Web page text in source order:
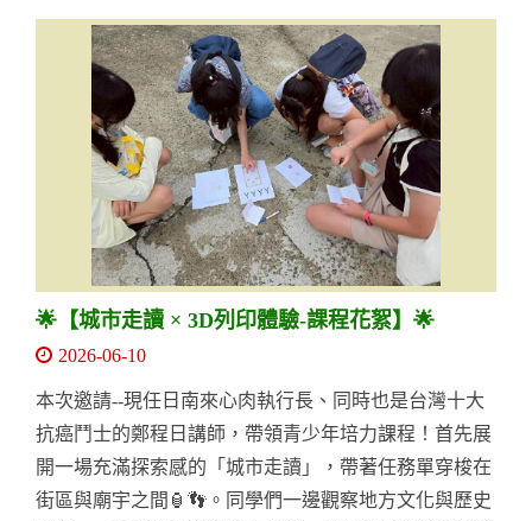
🌟【城市走讀 × 3D列印體驗-課程花絮】🌟
2026-06-10
本次邀請--現任日南來心肉執行長、同時也是台灣十大
抗癌鬥士的鄭程日講師，帶領青少年培力課程！首先展
開一場充滿探索感的「城市走讀」，帶著任務單穿梭在
街區與廟宇之間🏮👣。同學們一邊觀察地方文化與歷史